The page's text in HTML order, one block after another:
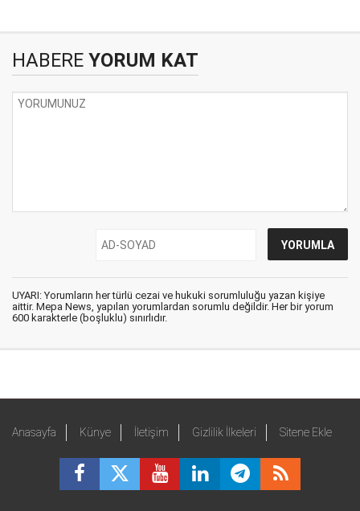
HABERE YORUM KAT
UYARI: Yorumların her türlü cezai ve hukuki sorumluluğu yazan kişiye
aittir. Mepa News, yapılan yorumlardan sorumlu değildir. Her bir yorum
600 karakterle (boşluklu) sınırlıdır.
Anasayfa Künye İletişim Gizlilik İlkeleri Sitene Ekle